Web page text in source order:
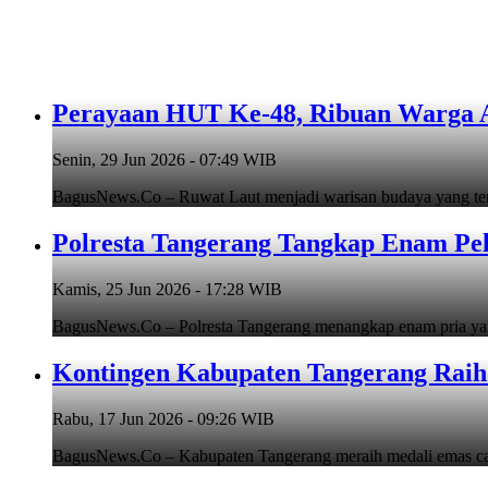
Perayaan HUT Ke-48, Ribuan
Senin, 29 Jun 2026 - 07:49 WIB
BagusNews.Co – Ruwat Laut menjadi warisan budaya yang
Polresta Tangerang Tangkap Enam
Kamis, 25 Jun 2026 - 17:28 WIB
BagusNews.Co – Polresta Tangerang menangkap enam pria
Kontingen Kabupaten Tangerang
Rabu, 17 Jun 2026 - 09:26 WIB
BagusNews.Co – Kabupaten Tangerang meraih medali